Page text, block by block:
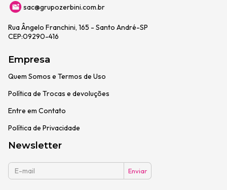
sac@grupozerbini.com.br
Rua Ângelo Franchini, 165 - Santo André-SP
CEP:09290-416
Empresa
Quem Somos e Termos de Uso
Política de Trocas e devoluções
Entre em Contato
Política de Privacidade
Newsletter